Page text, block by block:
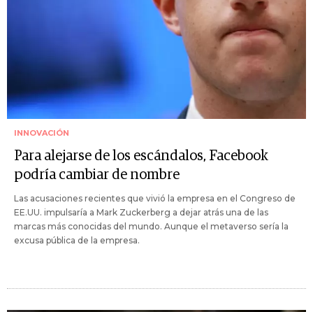
INNOVACIÓN
Para alejarse de los escándalos, Facebook
podría cambiar de nombre
Las acusaciones recientes que vivió la empresa en el Congreso de
EE.UU. impulsaría a Mark Zuckerberg a dejar atrás una de las
marcas más conocidas del mundo. Aunque el metaverso sería la
excusa pública de la empresa.